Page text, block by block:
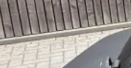
· Asten 4,6(42)
→